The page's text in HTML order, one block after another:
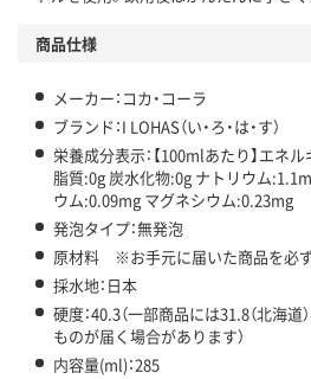
アスクル商品環境スコア詳細／加点項目
商品仕様
メーカー：コカ・コーラ
ブランド：I LOHAS（い・ろ・は・す）
栄養成分表示：【100mlあたり】エネ
脂質:0g 炭水化物:0g ナトリウム
ウム:0.09mg マグネシウム:0.23mg
発泡タイプ：無発泡
原材料 ※お手元に届いた商品を必ず
採水地：日本
硬度：40.3（一部商品には31.8（北海道）
ものが届く場合があります）
内容量(ml)：285